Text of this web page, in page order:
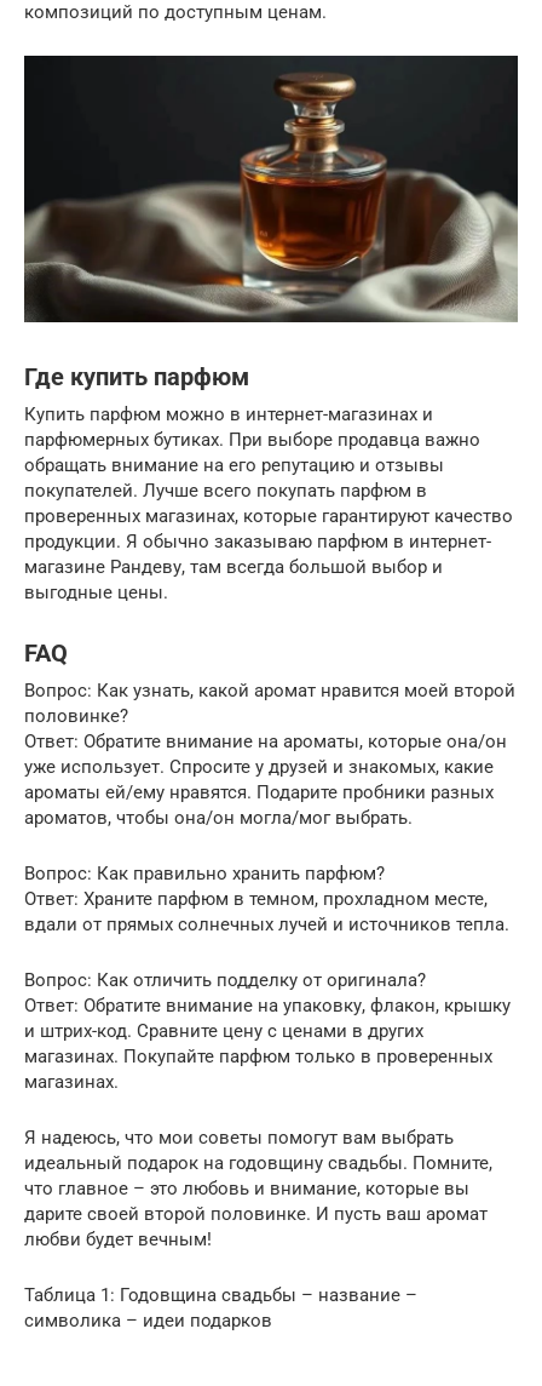
композиций по доступным ценам.
Где купить парфюм
Купить парфюм можно в интернет-магазинах и
парфюмерных бутиках. При выборе продавца важно
обращать внимание на его репутацию и отзывы
покупателей. Лучше всего покупать парфюм в
проверенных магазинах, которые гарантируют качество
продукции. Я обычно заказываю парфюм в интернет-
магазине Рандеву, там всегда большой выбор и
выгодные цены.
FAQ
Вопрос: Как узнать, какой аромат нравится моей второй
половинке?
Ответ: Обратите внимание на ароматы, которые она/он
уже использует. Спросите у друзей и знакомых, какие
ароматы ей/ему нравятся. Подарите пробники разных
ароматов, чтобы она/он могла/мог выбрать.
Вопрос: Как правильно хранить парфюм?
Ответ: Храните парфюм в темном, прохладном месте,
вдали от прямых солнечных лучей и источников тепла.
Вопрос: Как отличить подделку от оригинала?
Ответ: Обратите внимание на упаковку, флакон, крышку
и штрих-код. Сравните цену с ценами в других
магазинах. Покупайте парфюм только в проверенных
магазинах.
Я надеюсь, что мои советы помогут вам выбрать
идеальный подарок на годовщину свадьбы. Помните,
что главное – это любовь и внимание, которые вы
дарите своей второй половинке. И пусть ваш аромат
любви будет вечным!
Таблица 1: Годовщина свадьбы – название –
символика – идеи подарков